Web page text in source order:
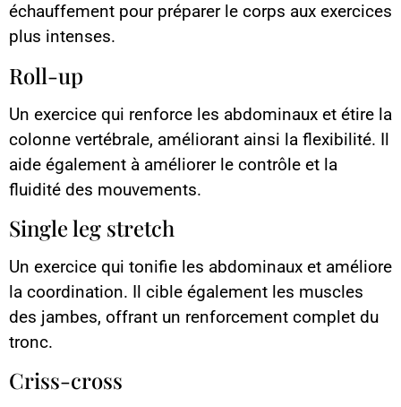
échauffement pour préparer le corps aux exercices
plus intenses.
Roll-up
Un exercice qui renforce les abdominaux et étire la
colonne vertébrale, améliorant ainsi la flexibilité. Il
aide également à améliorer le contrôle et la
fluidité des mouvements.
Single leg stretch
Un exercice qui tonifie les abdominaux et améliore
la coordination. Il cible également les muscles
des jambes, offrant un renforcement complet du
tronc.
Criss-cross